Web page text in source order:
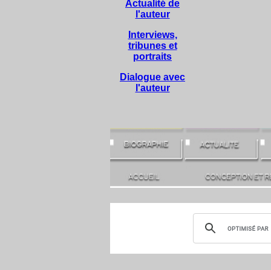
Actualité de
l'auteur
Interviews,
tribunes et
portraits
Dialogue avec
l'auteur